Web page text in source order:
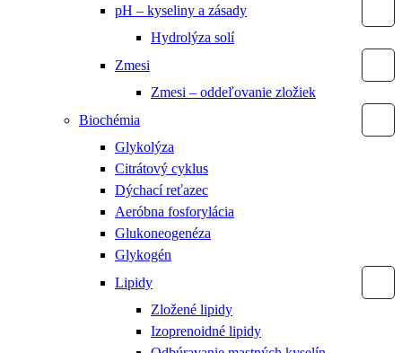
pH – kyseliny a zásady
Hydrolýza solí
Zmesi
Zmesi – oddeľovanie zložiek
Biochémia
Glykolýza
Citrátový cyklus
Dýchací reťazec
Aeróbna fosforylácia
Glukoneogenéza
Glykogén
Lipidy
Zložené lipidy
Izoprenoidné lipidy